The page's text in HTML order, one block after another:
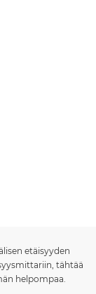
etäisyyden
tähtää
helpompaa.